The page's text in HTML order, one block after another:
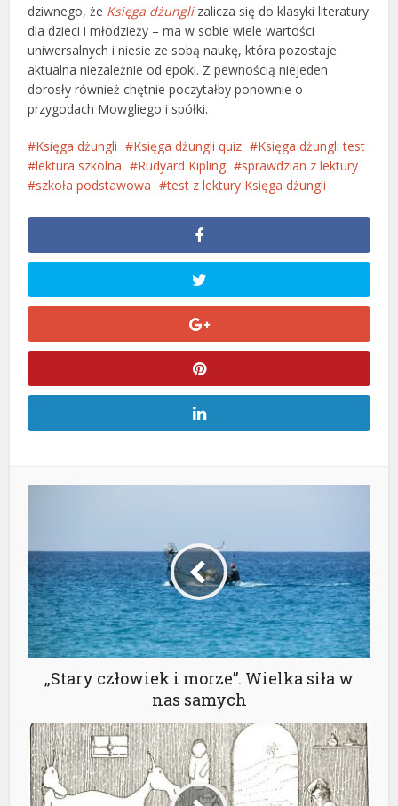
dziwnego, że Księga dżunglizalicza się do klasyki literatury
dla dzieci i młodzieży – ma w sobie wiele wartości
uniwersalnych i niesie ze sobą naukę, która pozostaje
aktualna niezależnie od epoki. Z pewnością niejeden
dorosły również chętnie poczytałby ponownie o
przygodach Mowgliego i spółki.
Księga dżungli Księga dżungli quiz
Księga dżungli test
lektura szkolna
Rudyard Kipling
sprawdzian z lektury
szkoła podstawowa
test z lektury Księga dżungli
„Stary człowiek i morze”. Wielka siła w
nas samych